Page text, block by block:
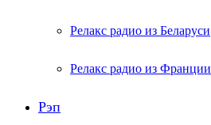
Релакс радио из Беларуси
Релакс радио из Франции
Рэп